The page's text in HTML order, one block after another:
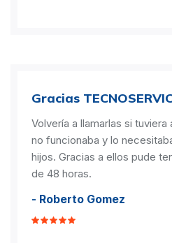
Gracias
Volvería a llamarlas si
no funcionaba y lo
hijos. Gracias a ellos pude
de 48 horas.
- Roberto Gomez